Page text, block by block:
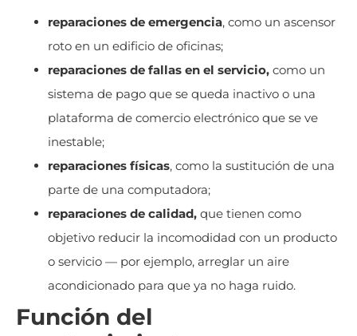
reparaciones de emergencia, como un ascensor
roto en un edificio de oficinas;
reparaciones de fallas en el servicio, como un
sistema de pago que se queda inactivo o una
plataforma de comercio electrónico que se ve
inestable;
reparaciones físicas, como la sustitución de una
parte de una computadora;
reparaciones de calidad, que tienen como
objetivo reducir la incomodidad con un producto
o servicio — por ejemplo, arreglar un aire
acondicionado para que ya no haga ruido.
Función del